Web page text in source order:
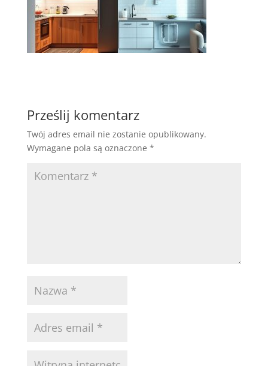
Prześlij komentarz
Twój adres email nie zostanie opublikowany.
Wymagane pola są oznaczone *